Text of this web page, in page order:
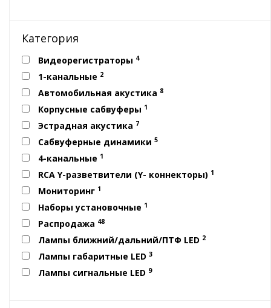
Категория
Видеорегистраторы 4
1-канальные 2
Автомобильная акустика 8
Корпусные сабвуферы 1
Эстрадная акустика 7
Сабвуферные динамики 5
4-канальные 1
RCA Y-разветвители (Y- коннекторы) 1
Мониторинг 1
Наборы установочные 1
Распродажа 48
Лампы ближний/дальний/ПТФ LED 2
Лампы габаритные LED 3
Лампы сигнальные LED 9